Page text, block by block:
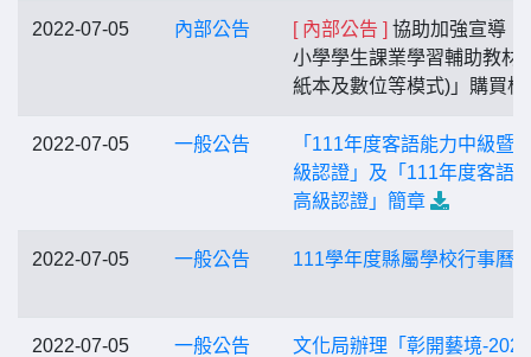
2022-07-05 內部公告 [ 內部公告 ] 協助加強宣導「
小學學生課業學習輔助教材(
紙本及數位等模式)」購買權
2022-07-05 一般公告
「111年度客語能力中級暨
級認證」及「111年度客語
高級認證」簡章
2022-07-05 一般公告 111學年度縣屬學校行事曆
2022-07-05 一般公告
文化局辦理「彰開藝境-